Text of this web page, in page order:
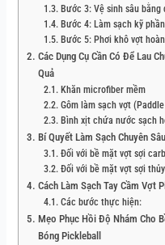
Bước 3: Vệ sinh sâu
Bước 4: Làm sạch kỹ
Bước 5: Phơi khô vợt
Các Dụng Cụ Cần Có Để Lau
Quả
Khăn microfiber mềm
Gôm làm sạch vợt
Bình xịt chứa nước sạch
Bí Quyết Làm Sạch Chuyên
Đối với bề mặt vợt sợi
Đối với bề mặt vợt sợi
Cách Làm Sạch Tay Cầm Vợt
Các bước thực hiện:
Mẹo Phục Hồi Độ Nhám Cho
Bóng Pickleball